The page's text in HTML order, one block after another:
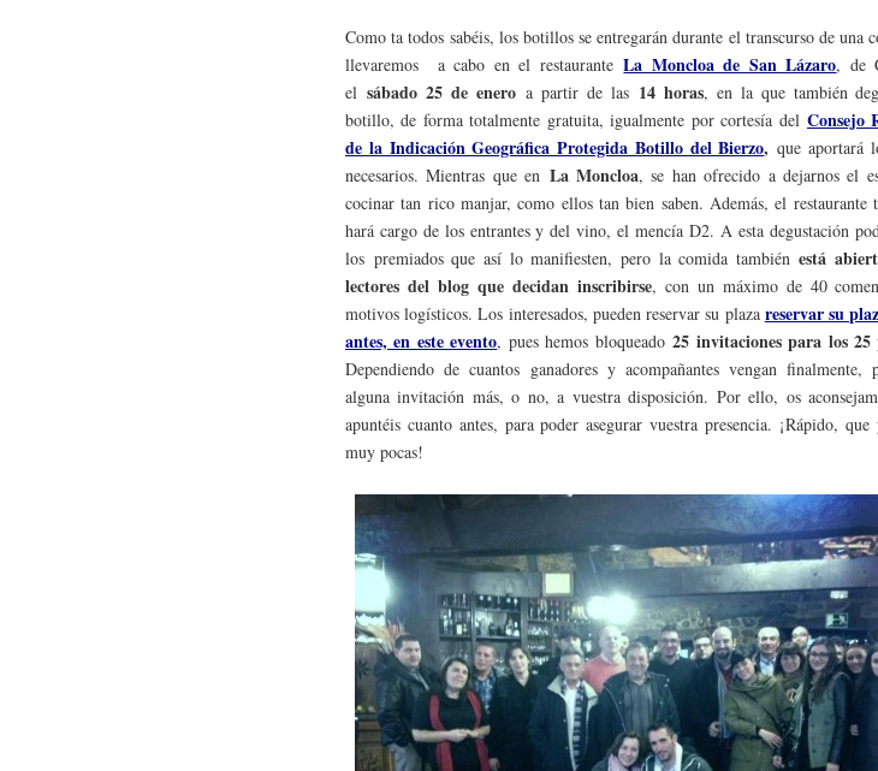
Como ta todos sabéis, los botillos se entregarán durante el transcurso de una
llevaremos a cabo en el restauranteLa Moncloa de San Lázaro, de
el sábado 25 de enero a partir de las 14 horas, en la que también
botillo, de forma totalmente gratuita, igualmente por cortesía del Consejo
de la Indicación Geográfica Protegida Botillo del Bierzo,que aportará
necesarios. Mientras que en La Moncloa, se han ofrecido a dejarnos el
cocinar tan rico manjar, como ellos tan bien saben. Además, el restaurante
hará cargo de los entrantes y del vino, el mencía D2. A esta degustación
los premiados que así lo manifiesten, pero la comida tambiénestá
lectores del blog que decidan inscribirse, con un máximo de 40
motivos logísticos. Los interesados, pueden reservar su plaza reservar su
antes, en este evento, pues hemos bloqueado25 invitaciones para los 25
Dependiendo de cuantos ganadores y acompañantes vengan finalmente,
alguna invitación más, o no, a vuestra disposición. Por ello, os
apuntéis cuanto antes, para poder asegurar vuestra presencia. ¡Rápido, que
muy pocas!